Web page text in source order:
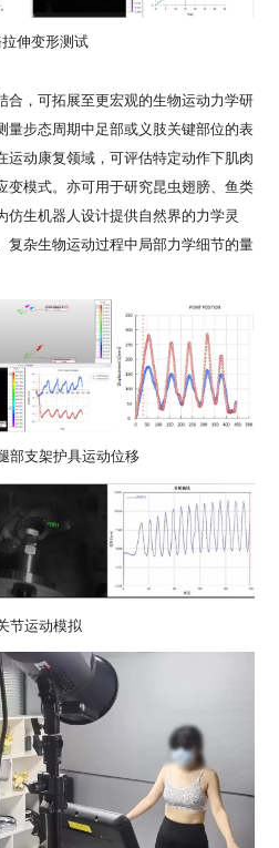
伸变形测试
合，可拓展至更宏观的生物运动力学研
量步态周期中足部或义肢关键部位的表
运动康复领域，可评估特定动作下肌肉
变模式。亦可用于研究昆虫翅膀、鱼类
仿生机器人设计提供自然界的力学灵
复杂生物运动过程中局部力学细节的量
部支架护具运动位移
节运动模拟